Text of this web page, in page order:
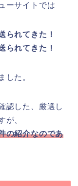
ーサイトでは
られてきた！
られてきた！
した。
認した、厳選し
が、
の紹介なのであ